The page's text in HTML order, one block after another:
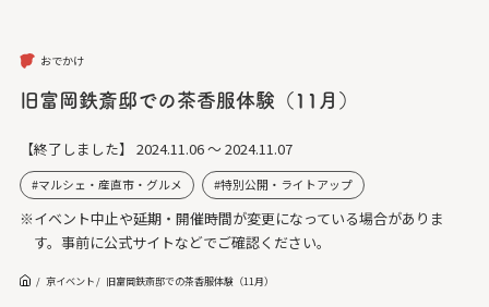
おでかけ
旧富岡鉄斎邸での茶香服体験（11月）
【終了しました】 2024.11.06 ～ 2024.11.07
マルシェ・産直市・グルメ 特別公開・ライトアップ
※イベント中止や延期・開催時間が変更になっている場合がありま
す。事前に公式サイトなどでご確認ください。
京イベント 旧富岡鉄斎邸での茶香服体験（11月）